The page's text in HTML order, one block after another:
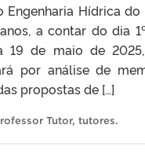
Hídrica
a contar do dia
19 de maio de
por análise de
propostas de […]
Tutor, tutores.